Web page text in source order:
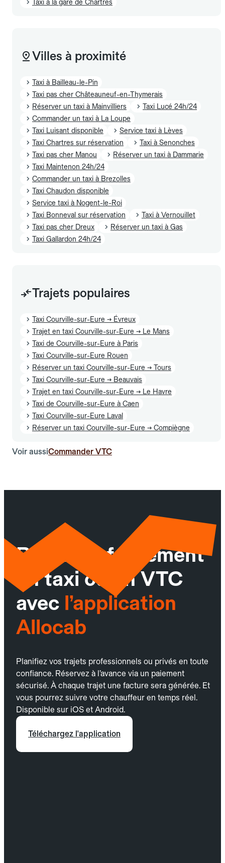
Taxi à la gare de Chartres
Villes à proximité
Taxi à Bailleau-le-Pin
Taxi pas cher Châteauneuf-en-Thymerais
Réserver un taxi à Mainvilliers
Taxi Lucé 24h/24
Commander un taxi à La Loupe
Taxi Luisant disponible
Service taxi à Lèves
Taxi Chartres sur réservation
Taxi à Senonches
Taxi pas cher Manou
Réserver un taxi à Dammarie
Taxi Maintenon 24h/24
Commander un taxi à Brezolles
Taxi Chaudon disponible
Service taxi à Nogent-le-Roi
Taxi Bonneval sur réservation
Taxi à Vernouillet
Taxi pas cher Dreux
Réserver un taxi à Gas
Taxi Gallardon 24h/24
Trajets populaires
Taxi Courville-sur-Eure → Évreux
Trajet en taxi Courville-sur-Eure → Le Mans
Taxi de Courville-sur-Eure à Paris
Taxi Courville-sur-Eure Rouen
Réserver un taxi Courville-sur-Eure → Tours
Taxi Courville-sur-Eure → Beauvais
Trajet en taxi Courville-sur-Eure → Le Havre
Taxi de Courville-sur-Eure à Caen
Taxi Courville-sur-Eure Laval
Réserver un taxi Courville-sur-Eure → Compiègne
Voir aussiCommander VTC
Réservez facilement
un taxi ou un VTC
avec l’application
Allocab
Planifiez vos trajets professionnels ou privés en toute
confiance. Réservez à l’avance via un paiement
sécurisé. À chaque trajet une facture sera générée. Et
vous pourrez suivre votre chauffeur en temps réel.
Disponible sur iOS et Android.
Téléchargez l'application